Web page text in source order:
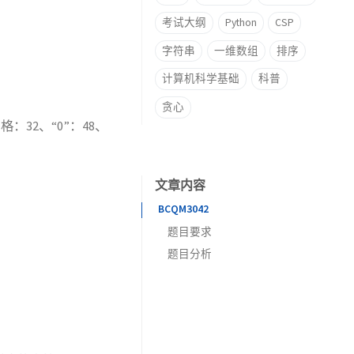
：32、“0”：48、
考试大纲 Python CSP
字符串 一维数组 排序
计算机科学基础 科普
贪心
文章内容
BCQM3042
题目要求
描述
题目分析